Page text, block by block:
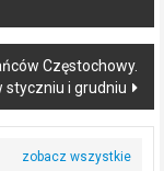
Częstochowy.
styczniu i grudniu